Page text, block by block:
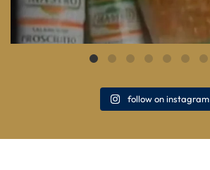
follow on instagram